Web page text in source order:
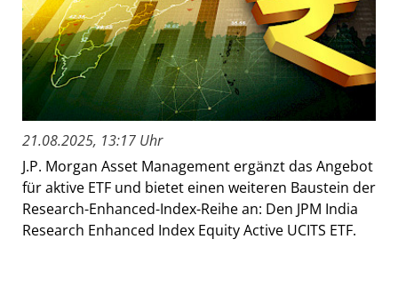
21.08.2025, 13:17 Uhr
J.P. Morgan Asset Management ergänzt das Angebot
für aktive ETF und bietet einen weiteren Baustein der
Research-Enhanced-Index-Reihe an: Den JPM India
Research Enhanced Index Equity Active UCITS ETF.